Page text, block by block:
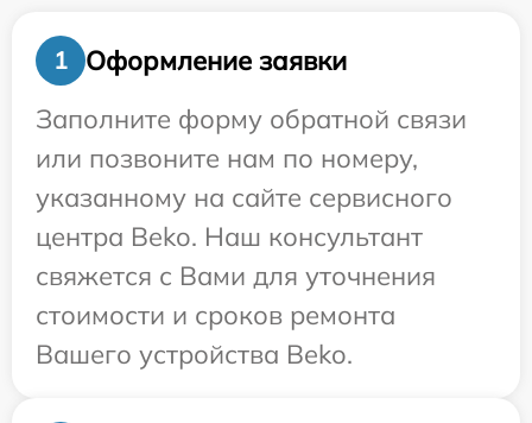
1
Оформление заявки
Заполните форму обратной связи
или позвоните нам по номеру,
указанному на сайте сервисного
центра Beko. Наш консультант
свяжется с Вами для уточнения
стоимости и сроков ремонта
Вашего устройства Beko.